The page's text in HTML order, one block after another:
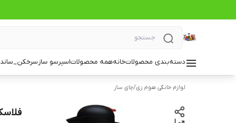
دسته‌بندی محصولاتخانههمه محصولاتاسپرسو ساز
لوازم خانگی هوم زی/چای ساز
فلاسک